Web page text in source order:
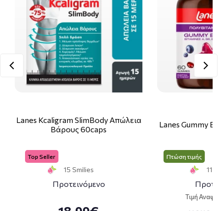
Lanes Kcaligram SlimBody Απώλεια
Βάρους 60caps
Top Seller
15 Smilies
Προτεινόμενο
Lanes Gummy
Πτώση τιμής
11
Τιμή